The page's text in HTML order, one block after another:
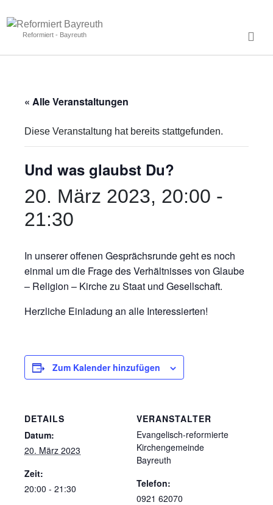
Reformiert - Bayreuth
« Alle Veranstaltungen
Diese Veranstaltung hat bereits stattgefunden.
Und was glaubst Du?
20. März 2023, 20:00 -
21:30
In unserer offenen Gesprächsrunde geht es noch
einmal um die Frage des Verhältnisses von Glaube
– Religion – Kirche zu Staat und Gesellschaft.
Herzliche Einladung an alle Interessierten!
Zum Kalender hinzufügen
DETAILS
Datum:
20. März 2023
Zeit:
20:00 - 21:30
VERANSTALTER
Evangelisch-reformierte
Kirchengemeinde
Bayreuth
Telefon:
0921 62070